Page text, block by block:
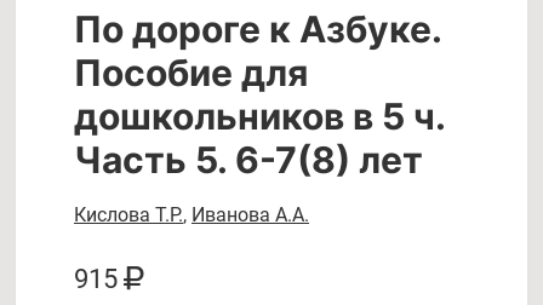
По дороге к Азбуке.
Пособие для
дошкольников в 5 ч.
Часть 5. 6-7(8) лет
Кислова Т.Р., Иванова А.А.
915